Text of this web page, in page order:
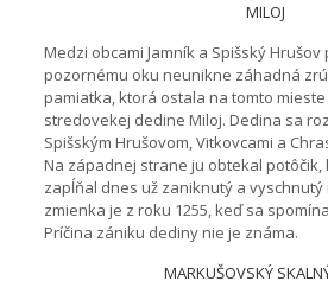
MILOJ
Medzi obcami Jamník a Spišský
pozornému oku neunikne záhadná
pamiatka, ktorá ostala na tomto
stredovekej dedine Miloj. Dedina sa
Spišským Hrušovom, Vitkovcami a
Na západnej strane ju obtekal
zapĺňal dnes už zaniknutý a vyschnutý
zmienka je z roku 1255, keď sa
Príčina zániku dediny nie je známa.
MARKUŠOVSKÝ